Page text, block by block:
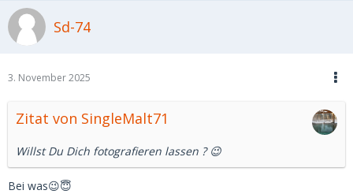
Sd-74
3. November 2025
Zitat von SingleMalt71
Willst Du Dich fotografieren lassen ? 😉
Bei was😉😇